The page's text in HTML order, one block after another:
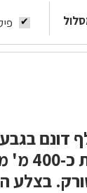
משתרע על פני
לבית
בצלע